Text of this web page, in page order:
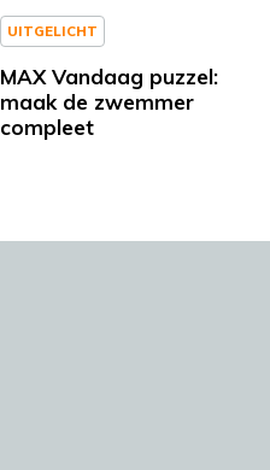
UITGELICHT
MAX Vandaag puzzel:
maak de zwemmer
compleet